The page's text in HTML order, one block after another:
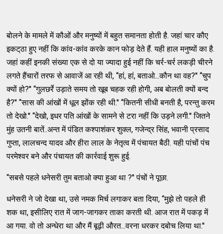
बोलने के मामले में कौओं और मनुष्‍यों में बहुत समानता होती है. जहां चार कौए
इकट्‌ठा हुए नहीं कि कांव-कांव करके कान फोड़ देते हैं. यही हाल मनुष्‍यों का है.
जहां कहीं इनकी संख्‍या एक से दो या ज्‍यादा हुई नहीं कि चर्र-चर्र लकड़ी चीरने
लगते हैंचारों तरफ से आवाजें आ रही थी, ‘‘हां, हां, बताओ...कौन था वह?'' ‘‘चुप
क्‍यों हो?'' ‘‘गुलछर्रे उड़ाते समय तो खूब चहक रही होगी, अब बोलती क्‍यों बन्‍द
है?'' ‘‘सास की आंखों में धूल झोंक रही थी.'' ‘‘कितनी सीधी बनती है, परन्‍तु करम
तो देखो.'' ‘‘देखो, इधर पति आंखों के सामने से टरा नहीं कि उड़ने लगी.'' जितने
मुंह उतनी बातें..अन्‍त में पंडित कश्‍पाशंकर शुक्‍ल, गजेन्‍द्र सिंह, भवानी प्रसाद
गुप्‍ता, लालचन्‍द यादव और हीरा लाल के नेतृ‍त्‍व में पंचायत बैठी. यही पांचों पंच
परमेश्‍वर बने और पंचायत की कार्रवाई शुरू हुई.
‘‘सबसे पहले धनेसरी तुम बताओ क्‍या हुआ था ?'' पंचों ने पूछा.
धनेसरी ने जो देखा था, उसे नमक मिर्च लगाकर बता दिया, ‘‘मुझे तो पहले ही
शक था, इसीलिए रात में जाग-जागकर ताका करती थी. आज रात में पकड़ में
आ गया. वो तो अन्धेरा था और मैं बूढ़ी औरत...वरना धरकर दबोच लिया था.''